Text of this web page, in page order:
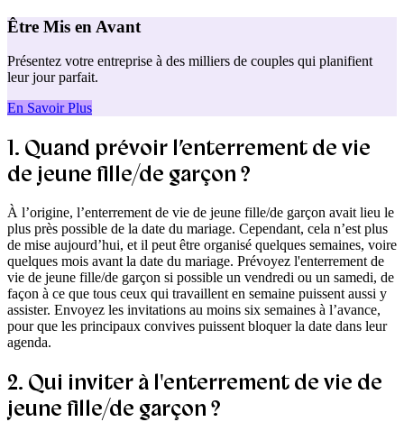
Être Mis en Avant
Présentez votre entreprise à des milliers de couples qui planifient
leur jour parfait.
En Savoir Plus
1. Quand prévoir l’enterrement de vie
de jeune fille/de garçon ?
À l’origine, l’enterrement de vie de jeune fille/de garçon avait lieu le
plus près possible de la date du mariage. Cependant, cela n’est plus
de mise aujourd’hui, et il peut être organisé quelques semaines, voire
quelques mois avant la date du mariage. Prévoyez l'enterrement de
vie de jeune fille/de garçon si possible un vendredi ou un samedi, de
façon à ce que tous ceux qui travaillent en semaine puissent aussi y
assister. Envoyez les invitations au moins six semaines à l’avance,
pour que les principaux convives puissent bloquer la date dans leur
agenda.
2. Qui inviter à l'enterrement de vie de
jeune fille/de garçon ?